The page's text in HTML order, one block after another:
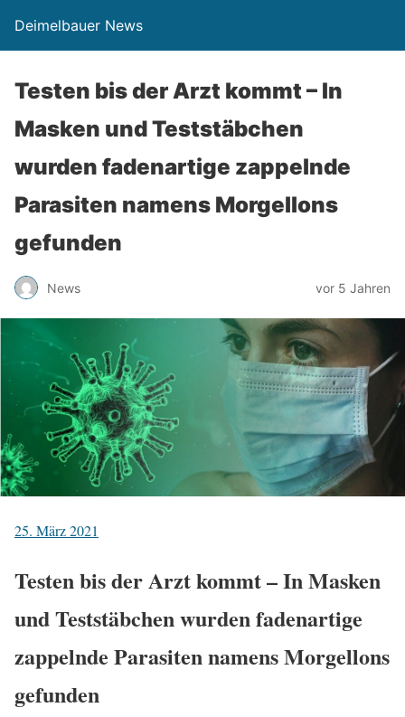
Deimelbauer News
Testen bis der Arzt kommt – In
Masken und Teststäbchen
wurden fadenartige zappelnde
Parasiten namens Morgellons
gefunden
News vor 5 Jahren
25. März 2021
Testen bis der Arzt kommt – In Masken
und Teststäbchen wurden fadenartige
zappelnde Parasiten namens Morgellons
gefunden